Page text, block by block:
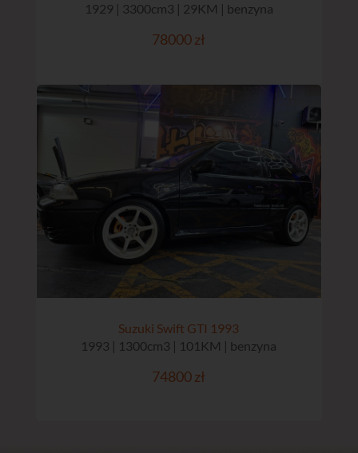
1929 | 3300cm3 | 29KM | benzyna
78000 zł
Suzuki Swift GTI 1993
1993 | 1300cm3 | 101KM | benzyna
74800 zł